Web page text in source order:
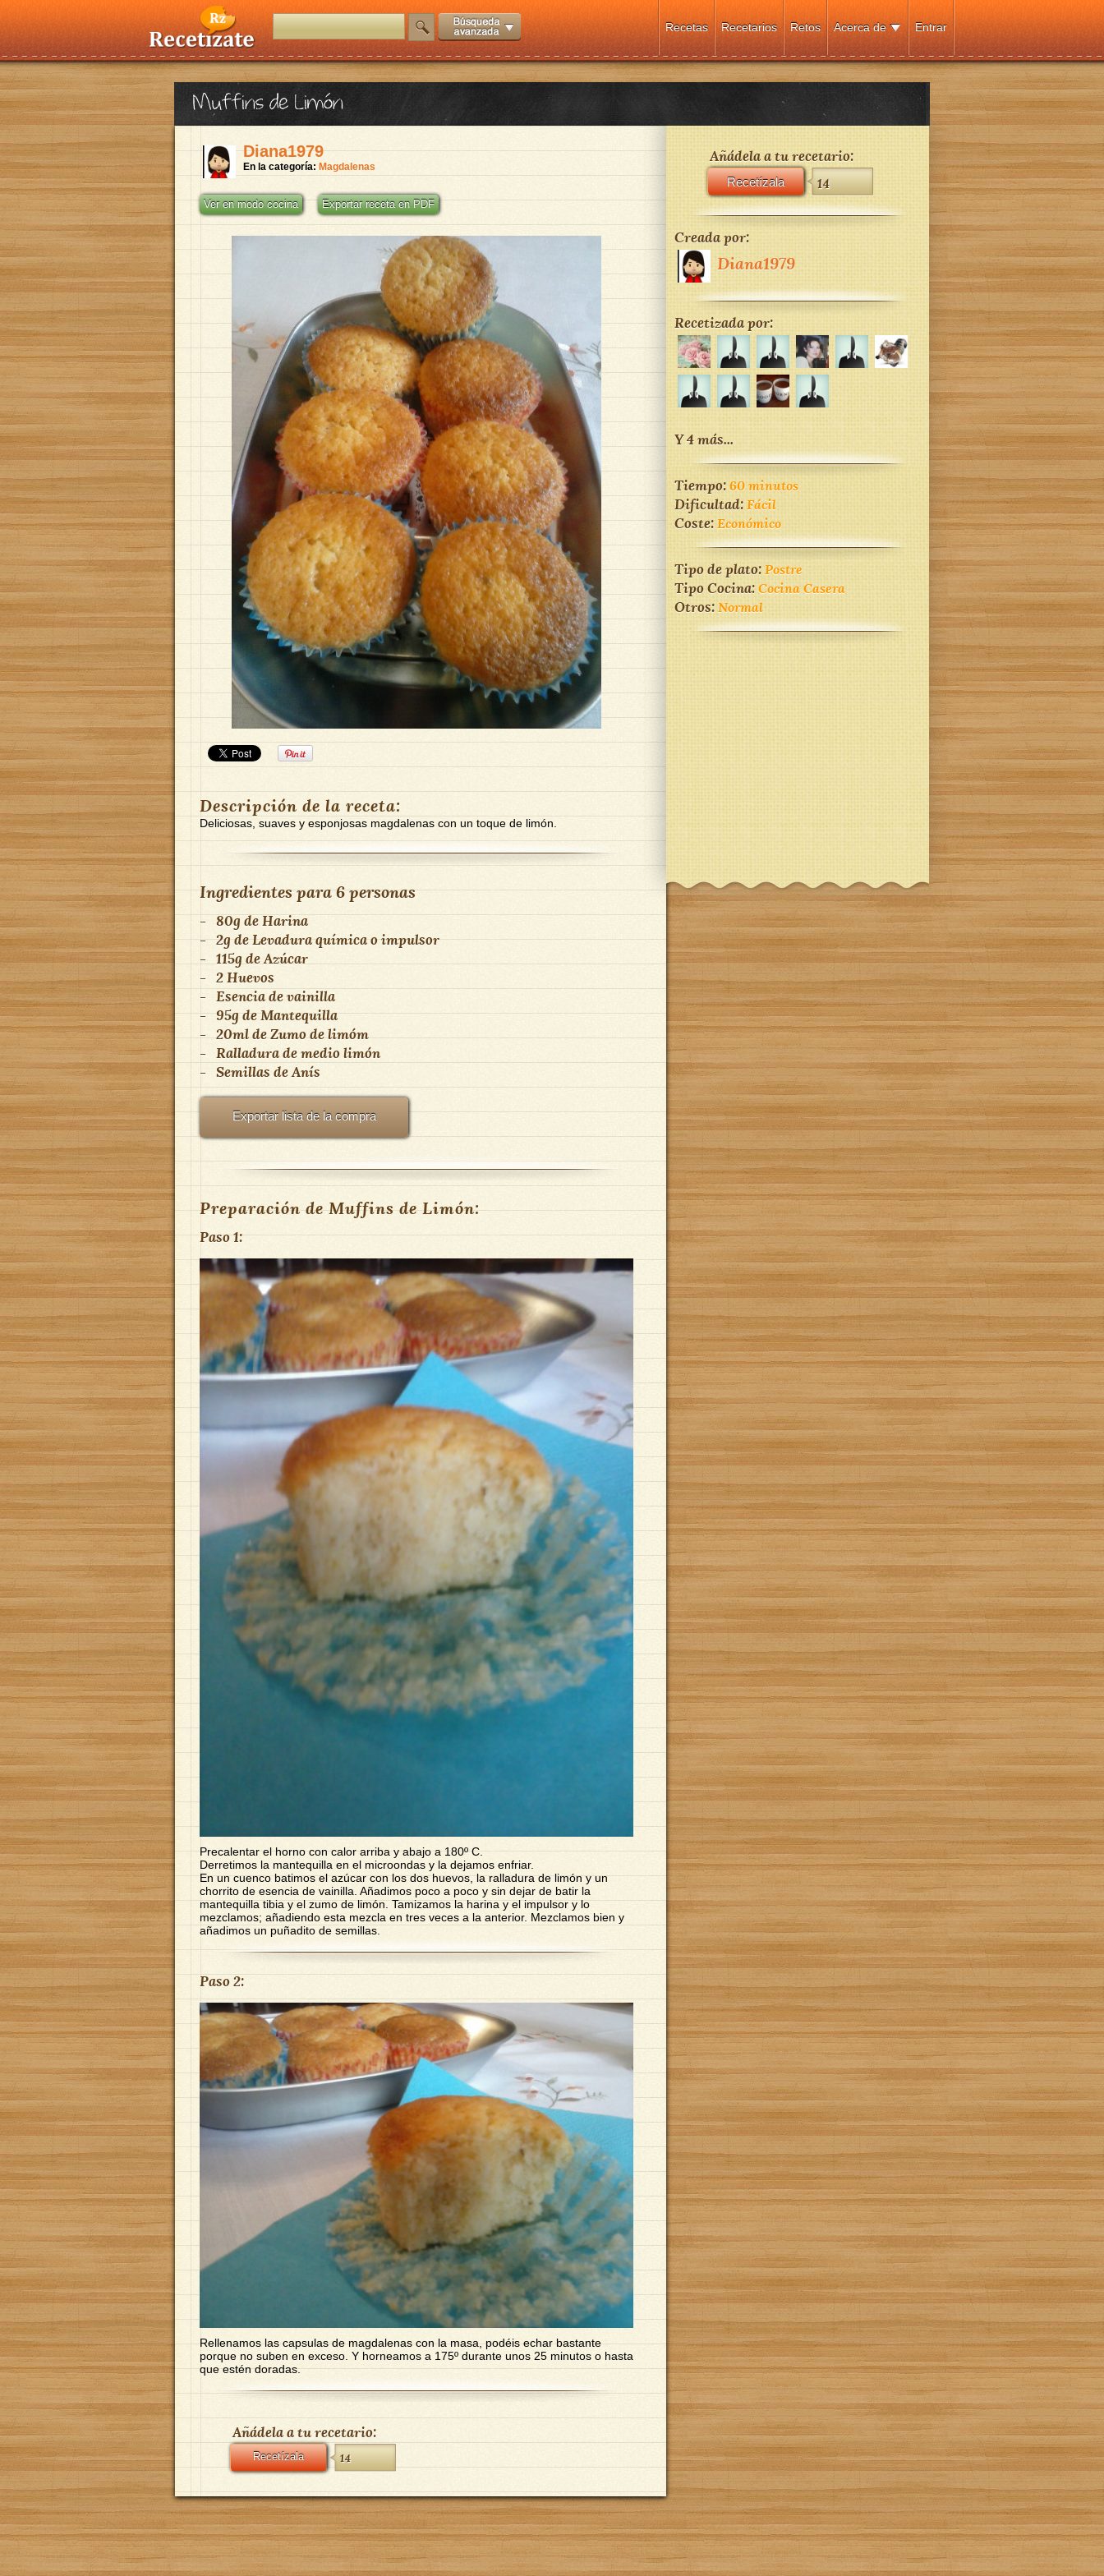
Entrar
Acerca de
Retos
Recetarios
Recetas
Muffins de Limón
Diana1979
En la categoría: Magdalenas
Ver en modo cocina Exportar receta en PDF
Descripción de la receta:
Deliciosas, suaves y esponjosas magdalenas con un toque de limón.
Ingredientes para6 personas
- 80gdeHarina
- 2g deLevadura química o impulsor
- 115g deAzúcar
- 2Huevos
- Esencia de vainilla
- 95gdeMantequilla
- 20mldeZumo de limóm
- Ralladura de medio limón
- Semillas de Anís
Exportar lista de la compra
Preparación de Muffins de Limón:
Paso 1:
Precalentar el horno con calor arriba y abajo a 180º C.
Derretimos la mantequilla en el microondas y la dejamos enfriar.
En un cuenco batimos el azúcar con los dos huevos, la ralladura de limón y un
chorrito de esencia de vainilla. Añadimos poco a poco y sin dejar de batir la
mantequilla tibia y el zumo de limón. Tamizamos la harina y el impulsor y lo
mezclamos; añadiendo esta mezcla en tres veces a la anterior. Mezclamos bien y
añadimos un puñadito de semillas.
Paso 2:
Rellenamos las capsulas de magdalenas con la masa, podéis echar bastante
porque no suben en exceso. Y horneamos a 175º durante unos 25 minutos o hasta
que estén doradas.
Añádela a tu recetario:
Recetízala 14
Añádela a tu recetario:
Recetízala 14
Creada por:
Diana1979
Recetizada por:
Y 4 más...
Tiempo:60 minutos
Dificultad:Fácil
Coste:Económico
Tipo de plato:Postre
Tipo Cocina:Cocina Casera
Otros:Normal